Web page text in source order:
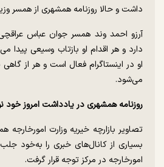
داشت و حالا روزنامه همشهری از همسر
آرزو احمد وند همسر جوان عباس عراقچی
دارد و هر اقدام او بازتاب وسیعی
او در اینستاگرام فعال است و هر از گاهی
می‌شود.
روزنامه همشهری در یادداشت امروز خود
تصاویر بازارچه خیریه وزارت
بسیاری از کانال‌های خبری را به‌خود
امورخارجه در مرکز توجه قرار گرفت.